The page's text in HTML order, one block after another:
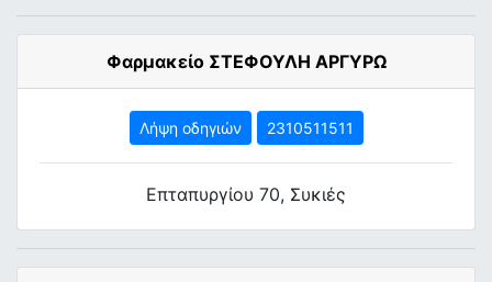
Φαρμακείο ΣΤΕΦΟΥΛΗ ΑΡΓΥΡΩ
Λήψη οδηγιών 2310511511
Επταπυργίου 70, Συκιές